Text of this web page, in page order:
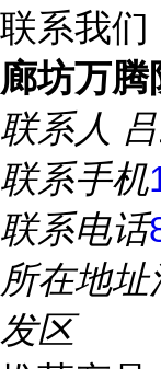
联系我们
廊坊万腾
联系人
联系手机
联系电话
所在地址
发区